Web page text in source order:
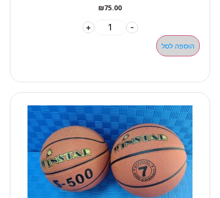
₪75.00
-
+
הוספה לסל